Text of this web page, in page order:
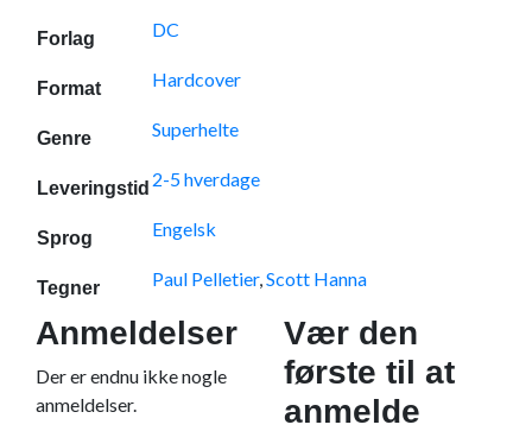
Forlag DC
Format Hardcover
Genre Superhelte
Leveringstid 2-5 hverdage
Sprog Engelsk
Tegner Paul Pelletier,Scott Hanna
Anmeldelser
Der er endnu ikke nogle
anmeldelser.
Vær den
første til at
anmelde